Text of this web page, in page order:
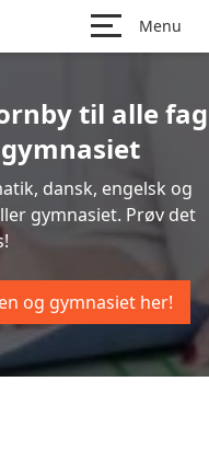
Menu
til alle fag
dansk, engelsk og
gymnasiet. Prøv det
og gymnasiet her!